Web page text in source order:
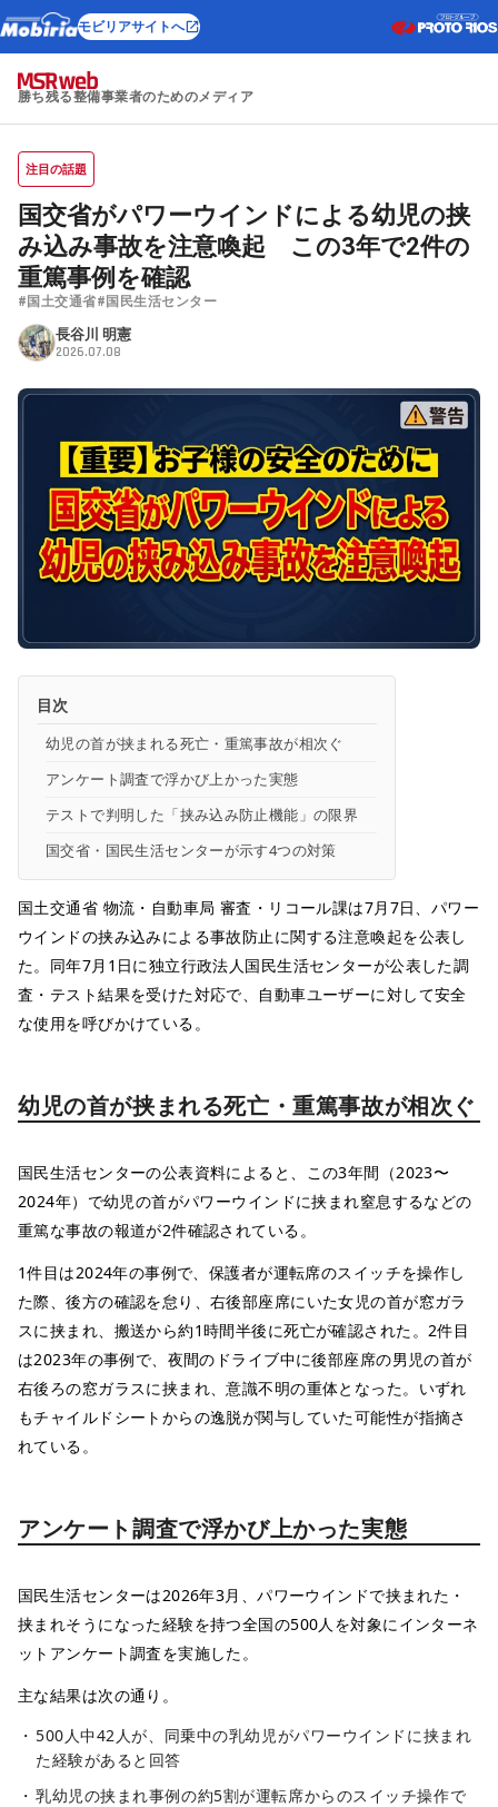
モビリアサイトへ
勝ち残る整備事業者のためのメディア
注目の話題
国交省がパワーウインドによる幼児の挟
み込み事故を注意喚起 この3年で2件の
重篤事例を確認
#国土交通省#国民生活センター
長谷川 明憲
2026.07.08
目次
幼児の首が挟まれる死亡・重篤事故が相次ぐ
アンケート調査で浮かび上かった実態
テストで判明した「挟み込み防止機能」の限界
国交省・国民生活センターが示す4つの対策
国土交通省 物流・自動車局 審査・リコール課は7月7日、パワー
ウインドの挟み込みによる事故防止に関する注意喚起を公表し
た。同年7月1日に独立行政法人国民生活センターが公表した調
査・テスト結果を受けた対応で、自動車ユーザーに対して安全
な使用を呼びかけている。
幼児の首が挟まれる死亡・重篤事故が相次ぐ
国民生活センターの公表資料によると、この3年間（2023〜
2024年）で幼児の首がパワーウインドに挟まれ窒息するなどの
重篤な事故の報道が2件確認されている。
1件目は2024年の事例で、保護者が運転席のスイッチを操作し
た際、後方の確認を怠り、右後部座席にいた女児の首が窓ガラ
スに挟まれ、搬送から約1時間半後に死亡が確認された。2件目
は2023年の事例で、夜間のドライブ中に後部座席の男児の首が
右後ろの窓ガラスに挟まれ、意識不明の重体となった。いずれ
もチャイルドシートからの逸脱が関与していた可能性が指摘さ
れている。
アンケート調査で浮かび上かった実態
国民生活センターは2026年3月、パワーウインドで挟まれた・
挟まれそうになった経験を持つ全国の500人を対象にインターネ
ットアンケート調査を実施した。
主な結果は次の通り。
500人中42人が、同乗中の乳幼児がパワーウインドに挟まれ
た経験があると回答
乳幼児の挟まれ事例の約5割が運転席からのスイッチ操作で